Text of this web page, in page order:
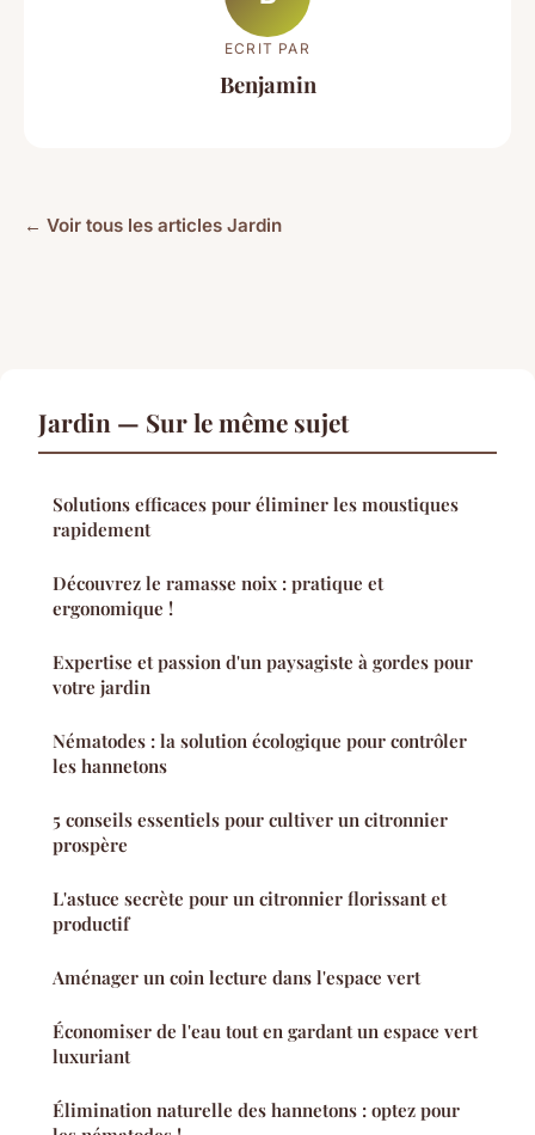
ECRIT PAR
Benjamin
← Voir tous les articles Jardin
Jardin — Sur le même sujet
Solutions efficaces pour éliminer les moustiques
rapidement
Découvrez le ramasse noix : pratique et
ergonomique !
Expertise et passion d'un paysagiste à gordes pour
votre jardin
Nématodes : la solution écologique pour contrôler
les hannetons
5 conseils essentiels pour cultiver un citronnier
prospère
L'astuce secrète pour un citronnier florissant et
productif
Aménager un coin lecture dans l'espace vert
Économiser de l'eau tout en gardant un espace vert
luxuriant
Élimination naturelle des hannetons : optez pour